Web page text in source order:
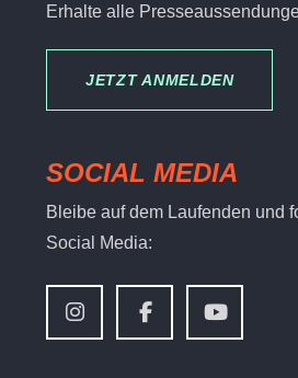
Erhalte alle
JETZT ANMELDEN
SOCIAL MEDIA
Bleibe auf dem Laufenden und
Social Media: